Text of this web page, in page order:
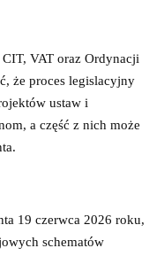
VAT oraz Ordynacji
że proces legislacyjny
ustaw i
a część z nich może
19 czerwca 2026 roku,
schematów